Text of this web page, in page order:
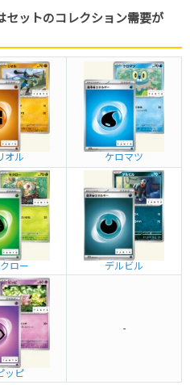
セットのコレクション需要が
オル ケロマツ
ロー デルビル
ッピ
-